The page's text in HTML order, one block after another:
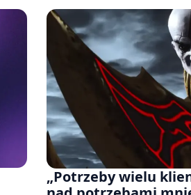
„Potrzeby wielu